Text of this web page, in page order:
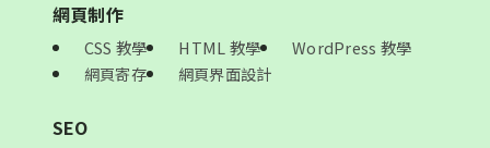
網頁制作
CSS 教學 HTML 教學
WordPress 教學
網頁寄存
網頁界面設計
SEO